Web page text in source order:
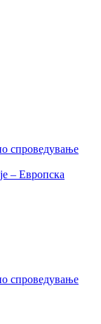
спроведување
– Европска
спроведување